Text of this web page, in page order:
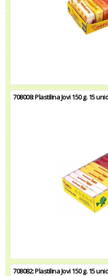
708008: Plastilina Jovi 150 g. 15
708082: Plastilina Jovi 150 g. 15